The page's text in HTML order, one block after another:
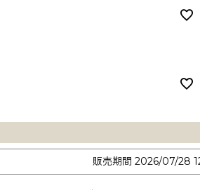
販売期間 2026/07/28